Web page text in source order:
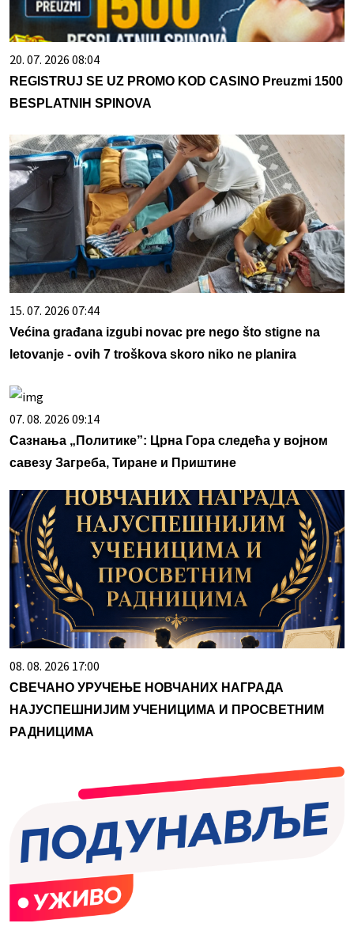
20. 07. 2026 08:04
REGISTRUJ SE UZ PROMO KOD CASINO Preuzmi 1500
BESPLATNIH SPINOVA
15. 07. 2026 07:44
Većina građana izgubi novac pre nego što stigne na
letovanje - ovih 7 troškova skoro niko ne planira
07. 08. 2026 09:14
Сазнања „Политике”: Црна Гора следећа у војном
савезу Загреба, Тиране и Приштине
08. 08. 2026 17:00
СВЕЧАНО УРУЧЕЊЕ НОВЧАНИХ НАГРАДА
НАЈУСПЕШНИЈИМ УЧЕНИЦИМА И ПРОСВЕТНИМ
РАДНИЦИМА